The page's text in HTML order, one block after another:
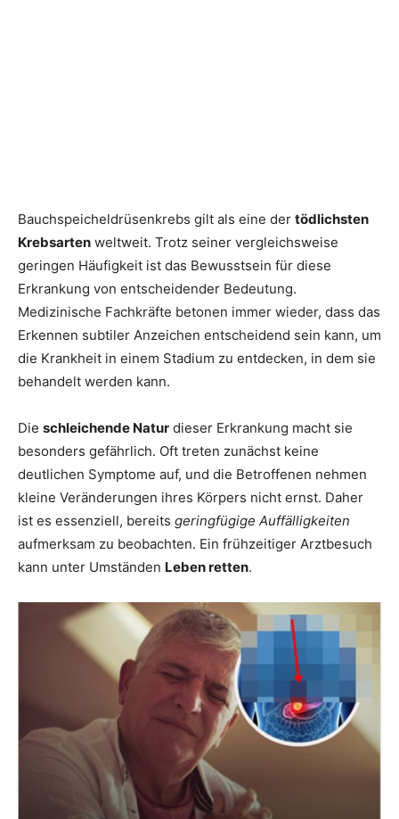
Bauchspeicheldrüsenkrebs gilt als eine der tödlichsten
Krebsarten weltweit. Trotz seiner vergleichsweise
geringen Häufigkeit ist das Bewusstsein für diese
Erkrankung von entscheidender Bedeutung.
Medizinische Fachkräfte betonen immer wieder, dass das
Erkennen subtiler Anzeichen entscheidend sein kann, um
die Krankheit in einem Stadium zu entdecken, in dem sie
behandelt werden kann.
Die schleichende Natur dieser Erkrankung macht sie
besonders gefährlich. Oft treten zunächst keine
deutlichen Symptome auf, und die Betroffenen nehmen
kleine Veränderungen ihres Körpers nicht ernst. Daher
ist es essenziell, bereits geringfügige Auffälligkeiten
aufmerksam zu beobachten. Ein frühzeitiger Arztbesuch
kann unter Umständen Leben retten.